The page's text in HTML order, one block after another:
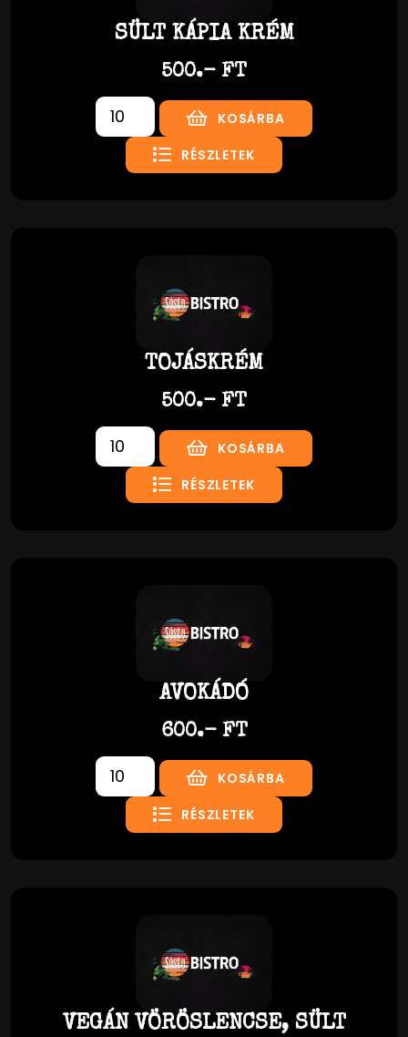
SÜLT KÁPIA KRÉM
500.- FT
KOSÁRBA
RÉSZLETEK
TOJÁSKRÉM
500.- FT
KOSÁRBA
RÉSZLETEK
AVOKÁDÓ
600.- FT
KOSÁRBA
RÉSZLETEK
VEGÁN VÖRÖSLENCSE, SÜLT